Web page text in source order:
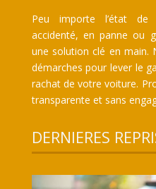
Peu importe l’état de
accidenté, en panne ou
une solution clé en main.
démarches pour lever le
rachat de votre voiture.
transparente et sans
DERNIERES